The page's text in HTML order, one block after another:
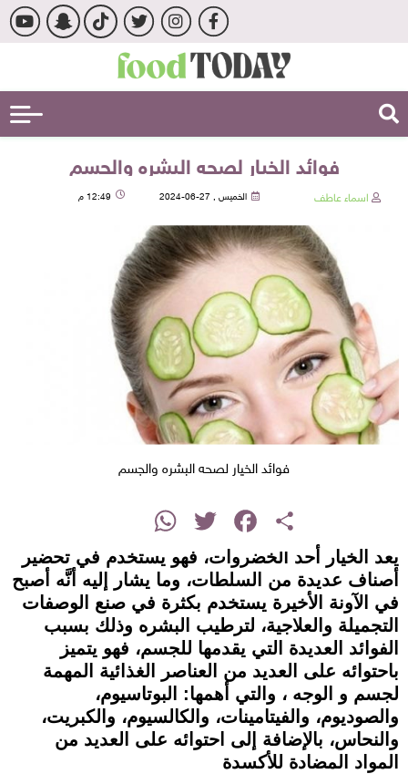
فوائد الخيار لصحه البشره والجسم
اسماء عاطف الخميس , 27-06-2024 12:49 م
فوائد الخيار لصحه البشره والجسم
Share
Facebook
Twitter
WhatsApp
يعد الخيار أحد الخضروات، فهو يستخدم في تحضير
أصناف عديدة من السلطات، وما يشار إليه أنَّه أصبح
في الآونة الأخيرة يستخدم بكثرة في صنع الوصفات
التجميلة والعلاجية، لترطيب البشره وذلك بسبب
الفوائد العديدة التي يقدمها للجسم، فهو يتميز
باحتوائه على العديد من العناصر الغذائية المهمة
لجسم و الوجه ، والتي أهمها: البوتاسيوم،
والصوديوم، والفيتامينات، والكالسيوم، والكبريت،
والنحاس، بالإضافة إلى احتوائه على العديد من
المواد المضادة للأكسدة